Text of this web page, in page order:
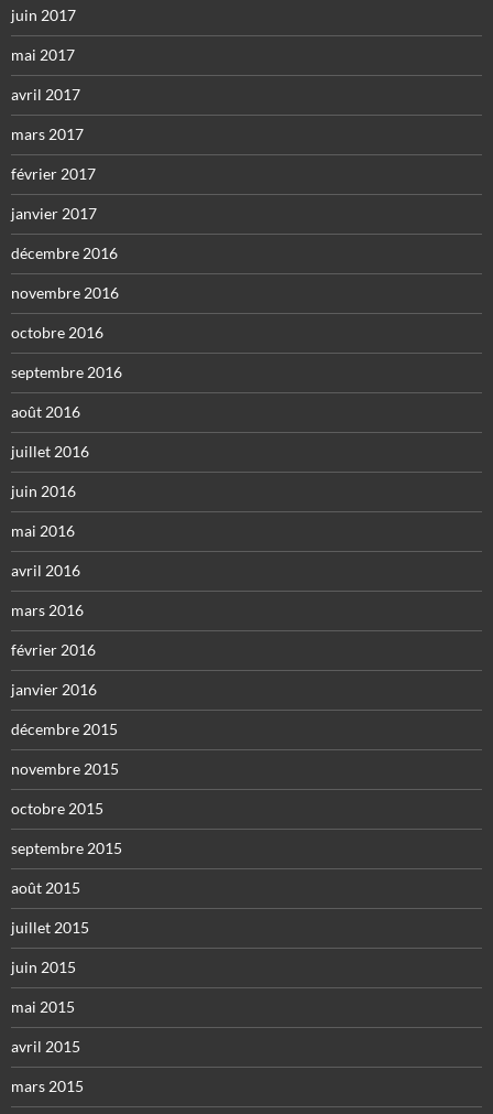
juin 2017
mai 2017
avril 2017
mars 2017
février 2017
janvier 2017
décembre 2016
novembre 2016
octobre 2016
septembre 2016
août 2016
juillet 2016
juin 2016
mai 2016
avril 2016
mars 2016
février 2016
janvier 2016
décembre 2015
novembre 2015
octobre 2015
septembre 2015
août 2015
juillet 2015
juin 2015
mai 2015
avril 2015
mars 2015